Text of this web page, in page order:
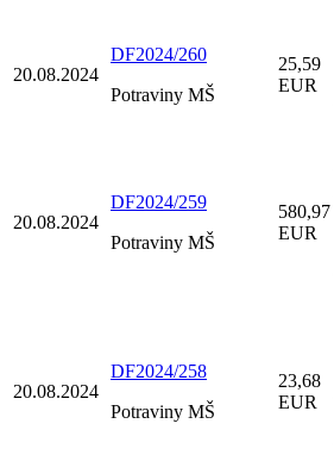
20.08.2024
DF2024/260
Potraviny MŠ
25,59
EUR
20.08.2024
DF2024/259
Potraviny MŠ
580,97
EUR
20.08.2024
DF2024/258
Potraviny MŠ
23,68
EUR